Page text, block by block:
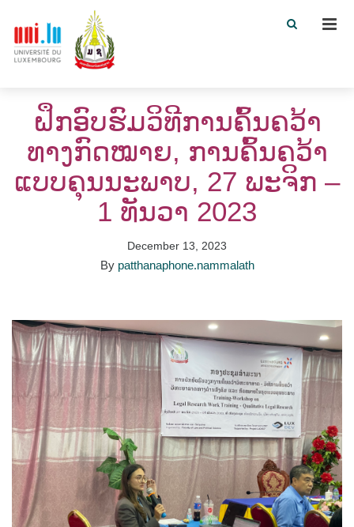
ຝຶກອົບຮົມວິທີການຄົ້ນຄວ້າ
ທາງກົດໝາຍ, ການຄົ້ນຄວ້າ
ແບບຄຸນນະພາບ, 27 ພະຈິກ –
1 ທັນວາ 2023
December 13, 2023
By patthanaphone.nammalath